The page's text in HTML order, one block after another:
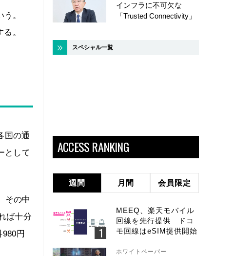
。
。
国の通
として
その中
ば十分
円
インフラに不可欠な
「Trusted Connectivity」
スペシャル一覧
ACCESS RANKING
週間 月間 会員限定
MEEQ、楽天モバイル
回線を先行提供 ドコ
モ回線はeSIM提供開始
ホワイトペーパー